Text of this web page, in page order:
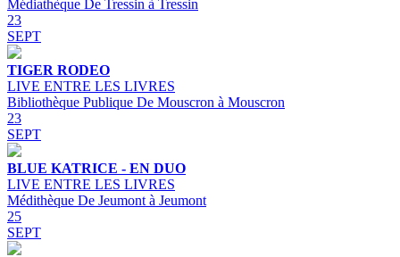
Médiathèque De Tressin à Tressin
23
SEPT
TIGER RODEO
LIVE ENTRE LES LIVRES
Bibliothèque Publique De Mouscron à Mouscron
23
SEPT
BLUE KATRICE - EN DUO
LIVE ENTRE LES LIVRES
Médithèque De Jeumont à Jeumont
25
SEPT